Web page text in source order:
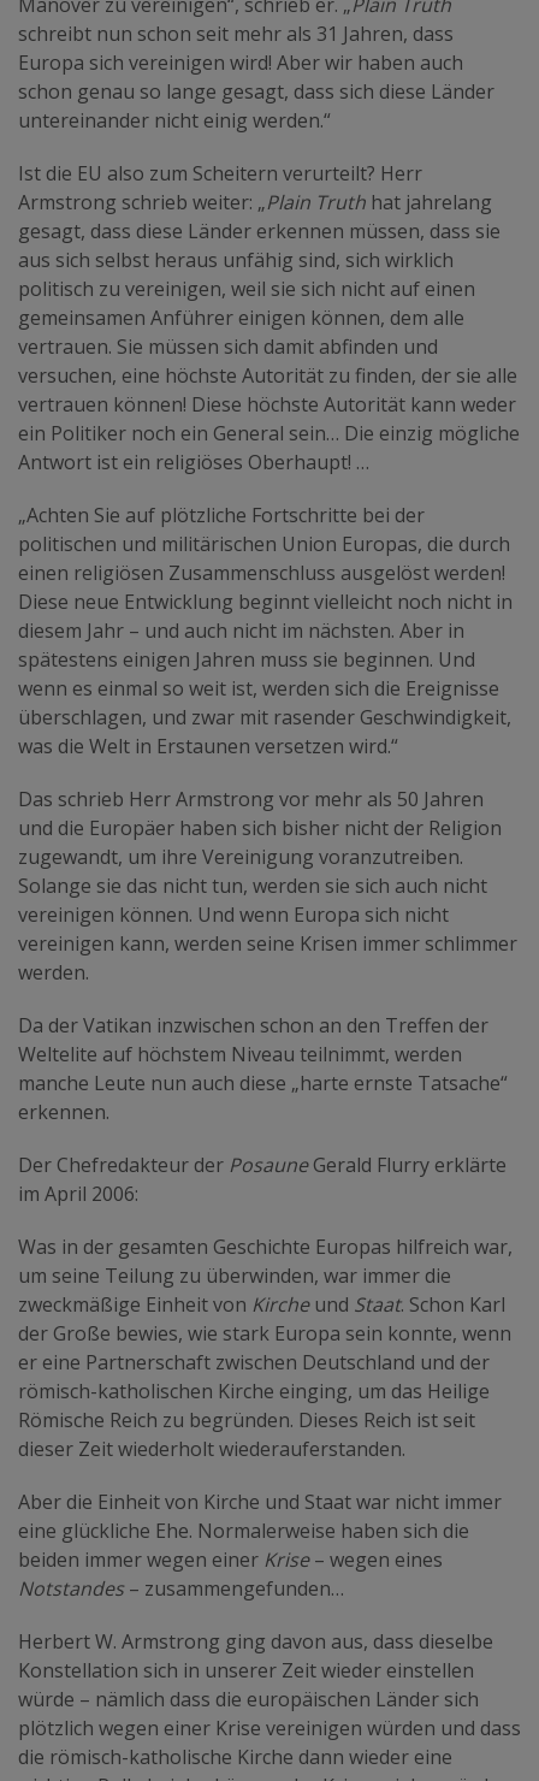
schreibt nun schon seit mehr als 31 Jahren, dass
Europa sich vereinigen wird! Aber wir haben auch
schon genau so lange gesagt, dass sich diese Länder
untereinander nicht einig werden.“
Ist die EU also zum Scheitern verurteilt? Herr
Armstrong schrieb weiter: „Plain Truth hat jahrelang
gesagt, dass diese Länder erkennen müssen, dass sie
aus sich selbst heraus unfähig sind, sich wirklich
politisch zu vereinigen, weil sie sich nicht auf einen
gemeinsamen Anführer einigen können, dem alle
vertrauen. Sie müssen sich damit abfinden und
versuchen, eine höchste Autorität zu finden, der sie alle
vertrauen können! Diese höchste Autorität kann weder
ein Politiker noch ein General sein… Die einzig mögliche
Antwort ist ein religiöses Oberhaupt! …
„Achten Sie auf plötzliche Fortschritte bei der
politischen und militärischen Union Europas, die durch
einen religiösen Zusammenschluss ausgelöst werden!
Diese neue Entwicklung beginnt vielleicht noch nicht in
diesem Jahr – und auch nicht im nächsten. Aber in
spätestens einigen Jahren muss sie beginnen. Und
wenn es einmal so weit ist, werden sich die Ereignisse
überschlagen, und zwar mit rasender Geschwindigkeit,
was die Welt in Erstaunen versetzen wird.“
Das schrieb Herr Armstrong vor mehr als 50 Jahren
und die Europäer haben sich bisher nicht der Religion
zugewandt, um ihre Vereinigung voranzutreiben.
Solange sie das nicht tun, werden sie sich auch nicht
vereinigen können. Und wenn Europa sich nicht
vereinigen kann, werden seine Krisen immer schlimmer
werden.
Da der Vatikan inzwischen schon an den Treffen der
Weltelite auf höchstem Niveau teilnimmt, werden
manche Leute nun auch diese „harte ernste Tatsache“
erkennen.
Der Chefredakteur der PosauneGerald Flurry erklärte
im April 2006:
Was in der gesamten Geschichte Europas hilfreich war,
um seine Teilung zu überwinden, war immer die
zweckmäßige Einheit von Kircheund Staat. Schon Karl
der Große bewies, wie stark Europa sein konnte, wenn
er eine Partnerschaft zwischen Deutschland und der
römisch-katholischen Kirche einging, um das Heilige
Römische Reich zu begründen. Dieses Reich ist seit
dieser Zeit wiederholt wiederauferstanden.
Aber die Einheit von Kirche und Staat war nicht immer
eine glückliche Ehe. Normalerweise haben sich die
beiden immer wegen einer Krise– wegen eines
Notstandes– zusammengefunden…
Herbert W. Armstrong ging davon aus, dass dieselbe
Konstellation sich in unserer Zeit wieder einstellen
würde – nämlich dass die europäischen Länder sich
plötzlich wegen einer Krise vereinigen würden und dass
die römisch-katholische Kirche dann wieder eine